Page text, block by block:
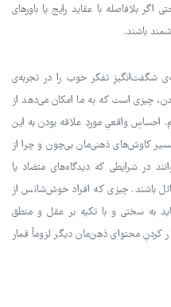
اگر بلافاصله با عقاید رایج یا باورهای
باشند.
شگفت‌انگیزِ تفکر خوب را در تجربه‌ی
چیزی است که به ما امکان می‌دهد از
احساسِ واقعیِ موردِ علاقه بودن به این
کاوش‌های ذهنی‌مان بی‌چون و چرا از
در شرایطی که دیدگاه‌های متضاد یا
باشند. چیزی که افراد خوش‌شانس از
به سختی و با تکیه بر عقل و منطق
کردنِ محتوای ذهن‌مان دیگر لزوماً قمار